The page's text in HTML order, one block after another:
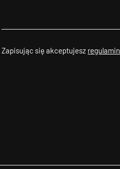
Zapisując się akceptujesz regulamin